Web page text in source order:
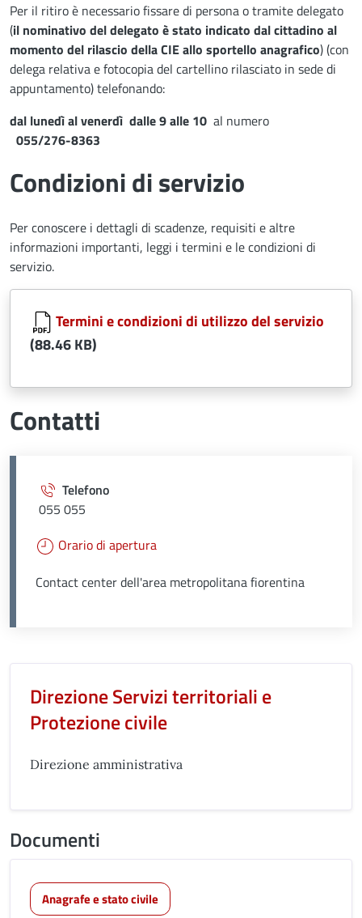
Per il ritiro è necessario fissare di persona o tramite delegato
(il nominativo del delegato è stato indicato dal cittadino al
momento del rilascio della CIE allo sportello anagrafico) (con
delega relativa e fotocopia del cartellino rilasciato in sede di
appuntamento) telefonando:
dal lunedì al venerdì dalle 9 alle 10 al numero
055/276-8363
Condizioni di servizio
Per conoscere i dettagli di scadenze, requisiti e altre
informazioni importanti, leggi i termini e le condizioni di
servizio.
Document
Termini e condizioni di utilizzo del servizio
(88.46 KB)
Contatti
Telefono
055 055
Orario di apertura
Contact center dell'area metropolitana fiorentina
Direzione Servizi territoriali e
Protezione civile
Direzione amministrativa
Documenti
Anagrafe e stato civile